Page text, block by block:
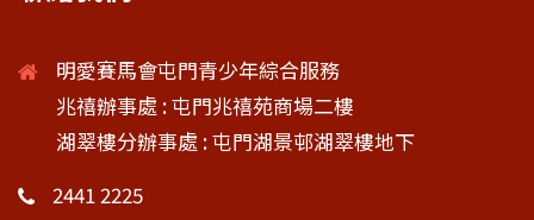
明愛賽馬會屯門青少年綜合服務
兆禧辦事處 : 屯門兆禧苑商場二樓
湖翠樓分辦事處 : 屯門湖景邨湖翠樓地下
2441 2225